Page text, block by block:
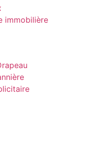
immobilière